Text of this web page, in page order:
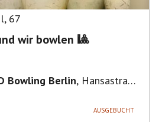
, 67
wir bowlen 🎱
Bowling Berlin, Hansastraße
AUSGEBUCHT